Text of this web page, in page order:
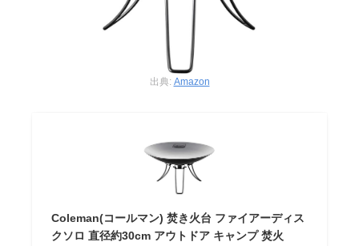
出典: Amazon
Coleman(コールマン) 焚き火台 ファイアーディス
クソロ 直径約30cm アウトドア キャンプ 焚火